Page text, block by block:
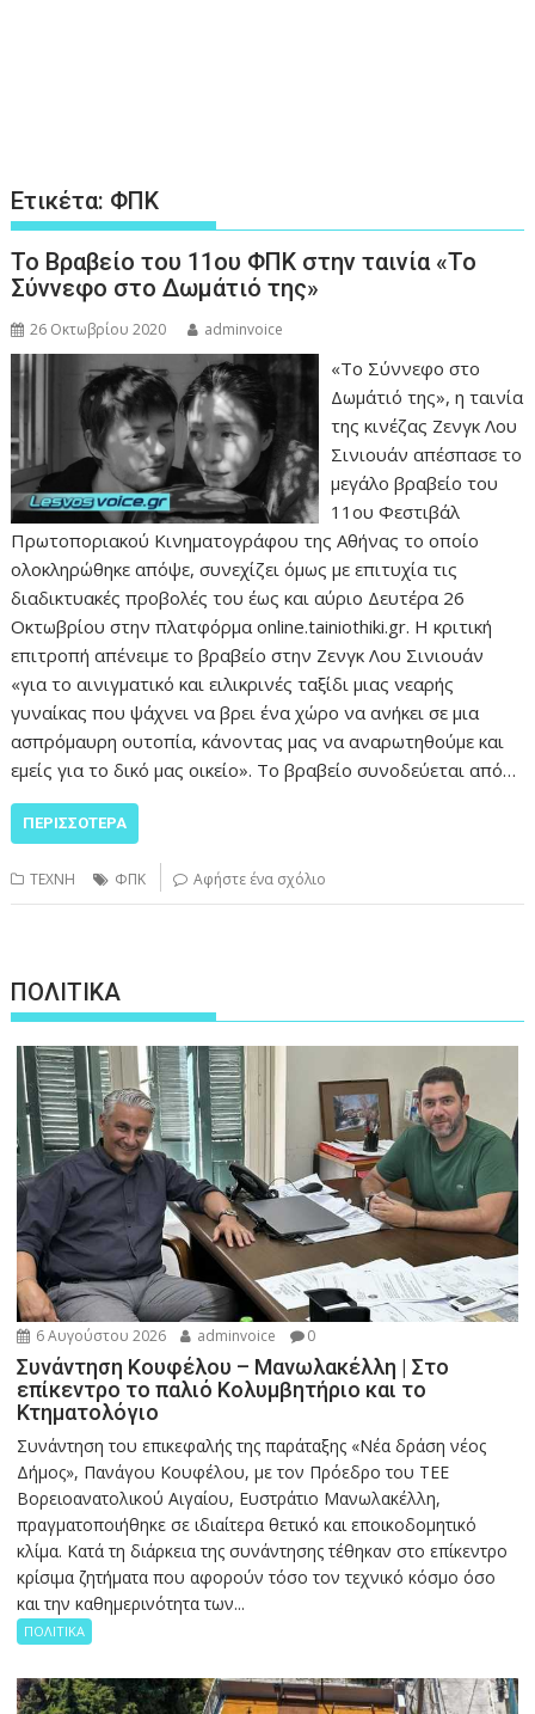
Ετικέτα: ΦΠΚ
Το Βραβείο του 11ου ΦΠΚ στην ταινία «Το
Σύννεφο στο Δωμάτιό της»
26 Οκτωβρίου 2020 adminvoice
«Το Σύννεφο στο
Δωμάτιό της», η ταινία
της κινέζας Ζενγκ Λου
Σινιουάν απέσπασε το
μεγάλο βραβείο του
11ου Φεστιβάλ
Πρωτοποριακού Κινηματογράφου της Αθήνας το οποίο
ολοκληρώθηκε απόψε, συνεχίζει όμως με επιτυχία τις
διαδικτυακές προβολές του έως και αύριο Δευτέρα 26
Οκτωβρίου στην πλατφόρμα online.tainiothiki.gr. Η κριτική
επιτροπή απένειμε το βραβείο στην Ζενγκ Λου Σινιουάν
«για το αινιγματικό και ειλικρινές ταξίδι μιας νεαρής
γυναίκας που ψάχνει να βρει ένα χώρο να ανήκει σε μια
ασπρόμαυρη ουτοπία, κάνοντας μας να αναρωτηθούμε και
εμείς για το δικό μας οικείο». Το βραβείο συνοδεύεται από…
ΠΕΡΙΣΣΌΤΕΡΑ
ΤΕΧΝΗ ΦΠΚ Αφήστε ένα σχόλιο
ΠΟΛΙΤΙΚΑ
6 Αυγούστου 2026 adminvoice 0
Συνάντηση Κουφέλου – Μανωλακέλλη | Στο
επίκεντρο το παλιό Κολυμβητήριο και το
Κτηματολόγιο
Συνάντηση του επικεφαλής της παράταξης «Νέα δράση νέος
Δήμος», Πανάγου Κουφέλου, με τον Πρόεδρο του ΤΕΕ
Βορειοανατολικού Αιγαίου, Ευστράτιο Μανωλακέλλη,
πραγματοποιήθηκε σε ιδιαίτερα θετικό και εποικοδομητικό
κλίμα. Κατά τη διάρκεια της συνάντησης τέθηκαν στο επίκεντρο
κρίσιμα ζητήματα που αφορούν τόσο τον τεχνικό κόσμο όσο
και την καθημερινότητα των...
ΠΟΛΙΤΙΚΑ